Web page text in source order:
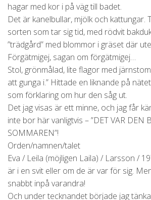
hagar med kor i på väg till badet.
Det är kanelbullar, mjölk och kattungar.
sorten som tar sig tid, med rödvit
”trädgård” med blommor i gräset där
Förgätmigej, sagan om förgätmigej…
Stol, grönmålad, lite flagor med
att gunga i.” Hittade en liknande på
som förklaring om hur den såg ut.
Det jag visas är ett minne, och jag får
inte bor här vanligtvis – ”DET VAR DEN
SOMMAREN”!
Orden/namnen/talet
Eva / Leila (möjligen Laila) / Larsson /
är i en svit eller om de är var för sig.
snabbt inpå varandra!
Och under tecknandet började jag